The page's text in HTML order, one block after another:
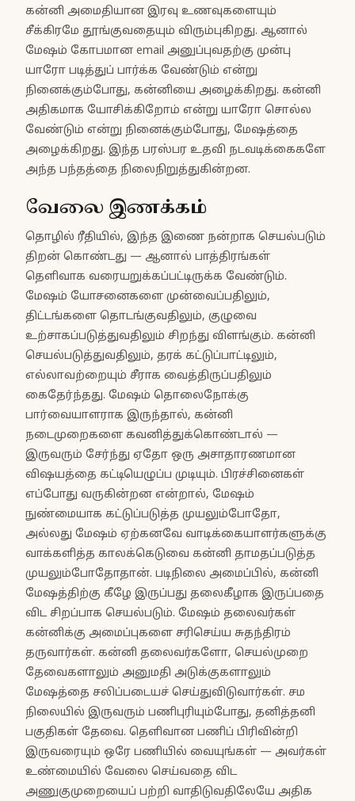
கன்னி அமைதியான இரவு உணவுகளையும்
சீக்கிரமே தூங்குவதையும் விரும்புகிறது. ஆனால்
மேஷம் கோபமான email அனுப்புவதற்கு முன்பு
யாரோ படித்துப் பார்க்க வேண்டும் என்று
நினைக்கும்போது, கன்னியை அழைக்கிறது. கன்னி
அதிகமாக யோசிக்கிறோம் என்று யாரோ சொல்ல
வேண்டும் என்று நினைக்கும்போது, மேஷத்தை
அழைக்கிறது. இந்த பரஸ்பர உதவி நடவடிக்கைகளே
அந்த பந்தத்தை நிலைநிறுத்துகின்றன.
வேலை இணக்கம்
தொழில் ரீதியில், இந்த இணை நன்றாக செயல்படும்
திறன் கொண்டது — ஆனால் பாத்திரங்கள்
தெளிவாக வரையறுக்கப்பட்டிருக்க வேண்டும்.
மேஷம் யோசனைகளை முன்வைப்பதிலும்,
திட்டங்களை தொடங்குவதிலும், குழுவை
உற்சாகப்படுத்துவதிலும் சிறந்து விளங்கும். கன்னி
செயல்படுத்துவதிலும், தரக் கட்டுப்பாட்டிலும்,
எல்லாவற்றையும் சீராக வைத்திருப்பதிலும்
கைதேர்ந்தது. மேஷம் தொலைநோக்கு
பார்வையாளராக இருந்தால், கன்னி
நடைமுறைகளை கவனித்துக்கொண்டால் —
இருவரும் சேர்ந்து ஏதோ ஒரு அசாதாரணமான
விஷயத்தை கட்டியெழுப்ப முடியும். பிரச்சினைகள்
எப்போது வருகின்றன என்றால், மேஷம்
நுண்மையாக கட்டுப்படுத்த முயலும்போதோ,
அல்லது மேஷம் ஏற்கனவே வாடிக்கையாளர்களுக்கு
வாக்களித்த காலக்கெடுவை கன்னி தாமதப்படுத்த
முயலும்போதோதான். படிநிலை அமைப்பில், கன்னி
மேஷத்திற்கு கீழே இருப்பது தலைகீழாக இருப்பதை
விட சிறப்பாக செயல்படும். மேஷம் தலைவர்கள்
கன்னிக்கு அமைப்புகளை சரிசெய்ய சுதந்திரம்
தருவார்கள். கன்னி தலைவர்களோ, செயல்முறை
தேவைகளாலும் அனுமதி அடுக்குகளாலும்
மேஷத்தை சலிப்படையச் செய்துவிடுவார்கள். சம
நிலையில் இருவரும் பணிபுரியும்போது, தனித்தனி
பகுதிகள் தேவை. தெளிவான பணிப் பிரிவின்றி
இருவரையும் ஒரே பணியில் வையுங்கள் — அவர்கள்
உண்மையில் வேலை செய்வதை விட
அணுகுமுறையைப் பற்றி வாதிடுவதிலேயே அதிக